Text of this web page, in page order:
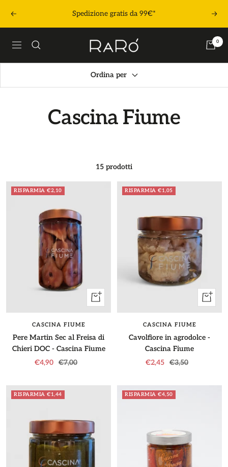
contenuto
Precedente Spedizione gratis da 99€*
Navigazione
Raró
0
Ordina per
Cascina Fiume
15 prodotti
RISPARMIA €2,10
+
Aggiungi
CASCINA FIUME
Pere Martin Sec al Freisa di
Chieri DOC - Cascina Fiume
Prezzo
vendita
€4,90 Prezzo
€7,00
RISPARMIA €1,05
+
CASCINA FIUME
Cavolfiore in agrodolce -
Cascina Fiume
Prezzo
vendita
€2,45 Prezzo
€3,50
RISPARMIA €1,44 RISPARMIA €4,50